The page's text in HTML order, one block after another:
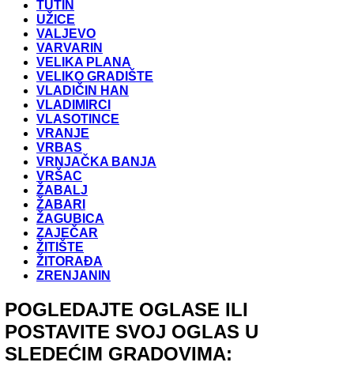
TUTIN
UŽICE
VALJEVO
VARVARIN
VELIKA PLANA
VELIKO GRADIŠTE
VLADIČIN HAN
VLADIMIRCI
VLASOTINCE
VRANJE
VRBAS
VRNJAČKA BANJA
VRŠAC
ŽABALJ
ŽABARI
ŽAGUBICA
ZAJEČAR
ŽITIŠTE
ŽITORAĐA
ZRENJANIN
POGLEDAJTE OGLASE ILI
POSTAVITE SVOJ OGLAS U
SLEDEĆIM GRADOVIMA: